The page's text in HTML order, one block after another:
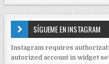
d
N
T
I
D
SÍGUEME EN INSTAGRAM
Instagram requires
autorized account in widget